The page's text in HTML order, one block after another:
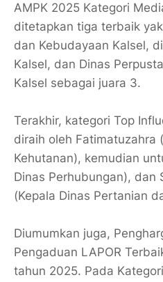
AMPK 2025 Kategori
ditetapkan tiga terbaik
dan Kebudayaan Kalsel,
Kalsel, dan Dinas
Kalsel sebagai juara 3.
Terakhir, kategori Top
diraih oleh Fatimatuzahra
Kehutanan), kemudian
Dinas Perhubungan), dan
(Kepala Dinas Pertanian
Diumumkan juga,
Pengaduan LAPOR
tahun 2025. Pada